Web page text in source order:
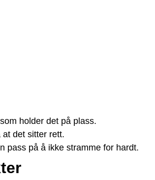
holder det på plass.
det sitter rett.
pass på å ikke stramme for hardt.